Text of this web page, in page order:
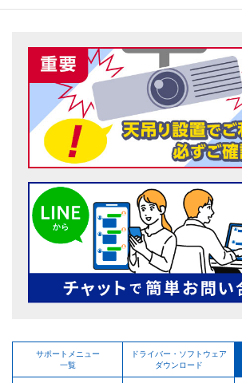
サポートメニュー
一覧
ドライバー・ソフトウェア
ダウンロード